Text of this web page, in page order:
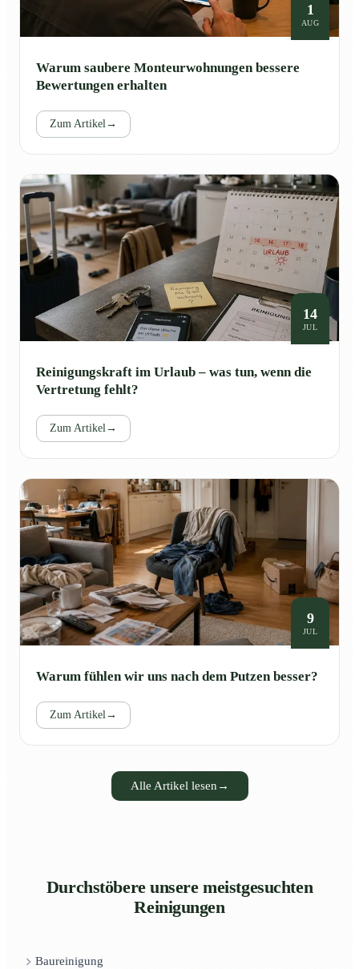
1
AUG
Warum saubere Monteurwohnungen bessere
Bewertungen erhalten
Zum Artikel→
14
JUL
Reinigungskraft im Urlaub – was tun, wenn die
Vertretung fehlt?
Zum Artikel→
9
JUL
Warum fühlen wir uns nach dem Putzen besser?
Zum Artikel→
Alle Artikel lesen →
Durchstöbere unsere meistgesuchten
Reinigungen
Baureinigung